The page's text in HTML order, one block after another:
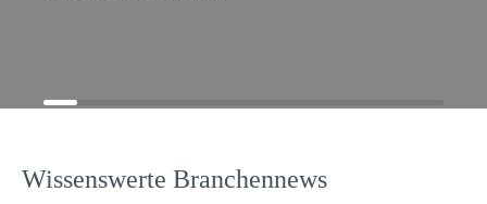
Wissenswerte Branchennews